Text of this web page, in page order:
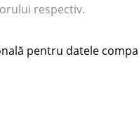
respectiv.
pentru datele